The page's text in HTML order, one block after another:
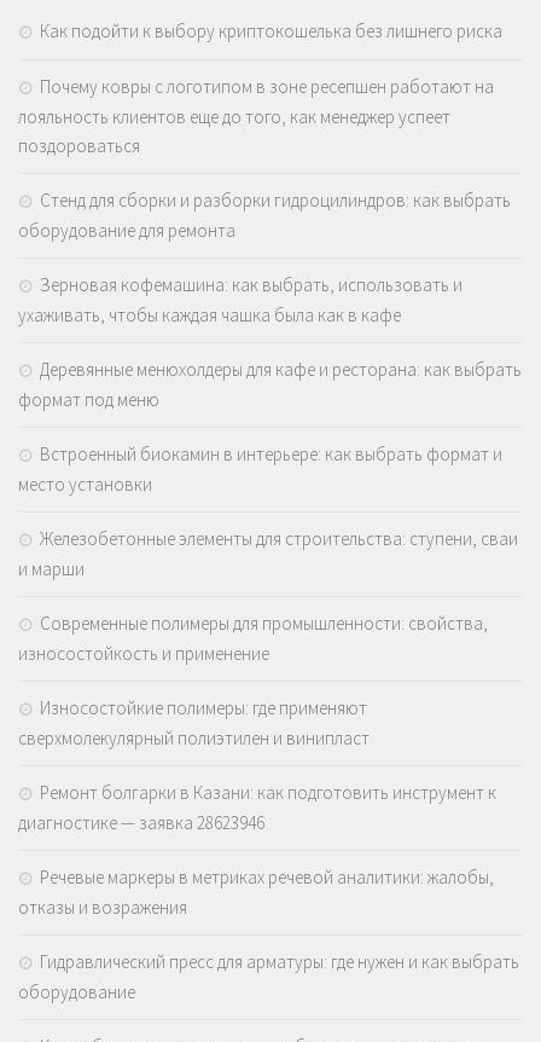
Как подойти к выбору криптокошелька без лишнего риска
Почему ковры с логотипом в зоне ресепшен работают на
лояльность клиентов еще до того, как менеджер успеет
поздороваться
Стенд для сборки и разборки гидроцилиндров: как выбрать
оборудование для ремонта
Зерновая кофемашина: как выбрать, использовать и
ухаживать, чтобы каждая чашка была как в кафе
Деревянные менюхолдеры для кафе и ресторана: как выбрать
формат под меню
Встроенный биокамин в интерьере: как выбрать формат и
место установки
Железобетонные элементы для строительства: ступени, сваи
и марши
Современные полимеры для промышленности: свойства,
износостойкость и применение
Износостойкие полимеры: где применяют
сверхмолекулярный полиэтилен и винипласт
Ремонт болгарки в Казани: как подготовить инструмент к
диагностике — заявка 28623946
Речевые маркеры в метриках речевой аналитики: жалобы,
отказы и возражения
Гидравлический пресс для арматуры: где нужен и как выбрать
оборудование